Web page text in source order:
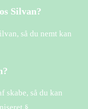
Silvan?
så du nemt kan
skabe, så du kan